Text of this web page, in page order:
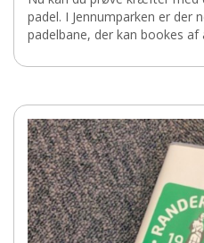
padel. I Jennumparken er der
padelbane, der kan bookes af